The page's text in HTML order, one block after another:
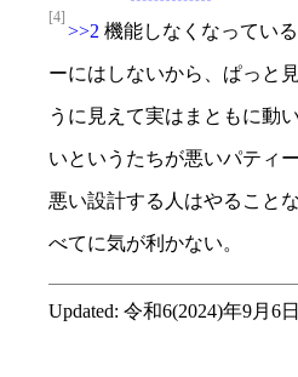
[4]
>>2 機能しなくなってい
ーにはしないから、ぱっと
うに見えて実はまともに動
いというたちが悪いパティ
悪い設計する人はやること
べてに気が利かない。
Updated: 令和6(2024)年9月6